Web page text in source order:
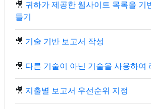
🎥 귀하가 제공한 웹사이트 목록을 기
들기
🎥 기술 기반 보고서 작성
🎥 다른 기술이 아닌 기술을 사용하여
🎥 지출별 보고서 우선순위 지정